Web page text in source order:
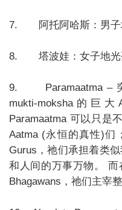
7. 阿托阿哈斯：男子
8. 塔波娃：女子地光
9. Paramaatma – 突
mukti-moksha的巨
Paramaatma 可以只是
Aatma (永恒的真性)们
Gurus，祂们承担着类
和人间的万事万物。 而
Bhagawans，祂们主宰整